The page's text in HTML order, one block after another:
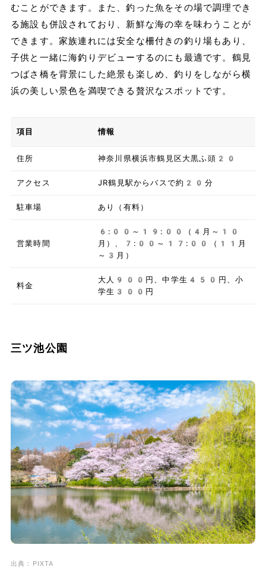
むことができます。また、釣った魚をその場で調理でき
る施設も併設されており、新鮮な海の幸を味わうことが
できます。家族連れには安全な柵付きの釣り場もあり、
子供と一緒に海釣りデビューするのにも最適です。鶴見
つばさ橋を背景にした絶景も楽しめ、釣りをしながら横
浜の美しい景色を満喫できる贅沢なスポットです。
項目 情報
住所 神奈川県横浜市鶴見区大黒ふ頭20
アクセス JR鶴見駅からバスで約20分
駐車場 あり（有料）
営業時間
6:00～19:00（4月～10
月）、7:00～17:00（11月
～3月）
料金
大人900円、中学生450円、小
学生300円
三ツ池公園
出典：PIXTA